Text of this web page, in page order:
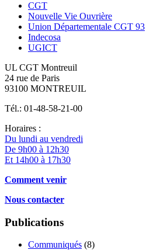
CGT
Nouvelle Vie Ouvrière
Union Départementale CGT 93
Indecosa
UGICT
UL CGT Montreuil
24 rue de Paris
93100 MONTREUIL
Tél.: 01-48-58-21-00
Horaires :
Du lundi au vendredi
De 9h00 à 12h30
Et 14h00 à 17h30
Comment venir
Nous contacter
Publications
Communiqués (8)